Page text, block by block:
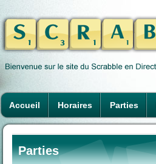
Accueil Horaires Parties
Parties